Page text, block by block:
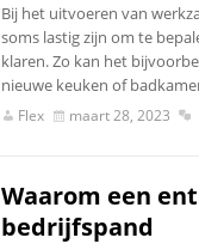
Bij het uitvoeren van
soms lastig zijn om te
klaren. Zo kan het
nieuwe keuken of
Flex maart 28, 2023
Waarom een
bedrijfspand